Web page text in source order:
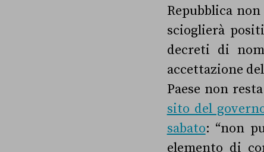
Repubblica
scioglierà
decreti di
accettazione
Paese non
sito del
sabato: “non
elemento di